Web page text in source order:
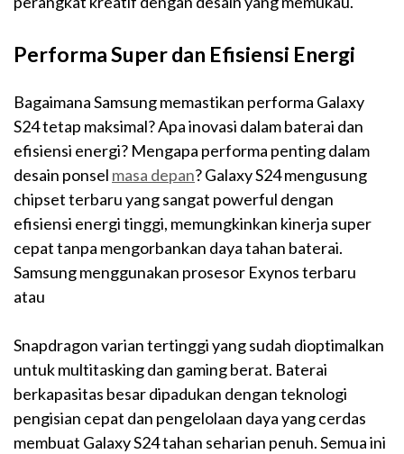
Performa Super dan Efisiensi Energi
Bagaimana Samsung memastikan performa Galaxy
S24 tetap maksimal? Apa inovasi dalam baterai dan
efisiensi energi? Mengapa performa penting dalam
desain ponsel masa depan? Galaxy S24 mengusung
chipset terbaru yang sangat powerful dengan
efisiensi energi tinggi, memungkinkan kinerja super
cepat tanpa mengorbankan daya tahan baterai.
Samsung menggunakan prosesor Exynos terbaru
atau
Snapdragon varian tertinggi yang sudah dioptimalkan
untuk multitasking dan gaming berat. Baterai
berkapasitas besar dipadukan dengan teknologi
pengisian cepat dan pengelolaan daya yang cerdas
membuat Galaxy S24 tahan seharian penuh. Semua ini